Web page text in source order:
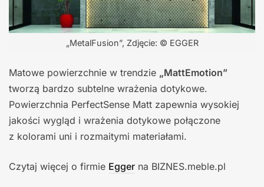
„MetalFusion”, Zdjęcie: © EGGER
Matowe powierzchnie w trendzie „MattEmotion”
tworzą bardzo subtelne wrażenia dotykowe.
Powierzchnia PerfectSense Matt zapewnia wysokiej
jakości wygląd i wrażenia dotykowe połączone
z kolorami uni i rozmaitymi materiałami.
Czytaj więcej o firmie Egger na BIZNES.meble.pl